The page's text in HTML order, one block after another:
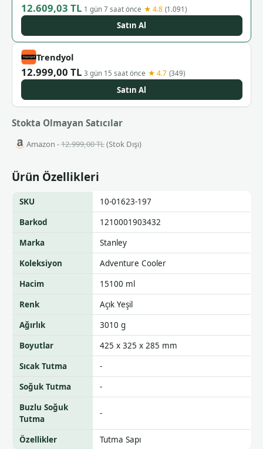
12.609,03 TL 1 gün 7 saat önce ★ 4.8 (1.091)
Satın Al
Trendyol
12.999,00 TL 3 gün 15 saat önce ★ 4.7 (349)
Satın Al
Stokta Olmayan Satıcılar
Amazon -12.999,00 TL(Stok Dışı)
Ürün Özellikleri
SKU
10-01623-197
Barkod
1210001903432
Marka
Stanley
Koleksiyon
Adventure Cooler
Hacim
15100 ml
Renk
Açık Yeşil
Ağırlık
3010 g
Boyutlar
425 x 325 x 285 mm
Sıcak Tutma
-
Soğuk Tutma
-
Buzlu Soğuk
Tutma
-
Özellikler Tutma Sapı